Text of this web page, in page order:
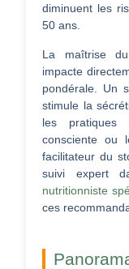
diminuent les
50 ans.
La maîtrise
impacte
pondérale. Un
stimule la
les pratiques
consciente ou
facilitateur du
suivi expert
nutritionniste
ces